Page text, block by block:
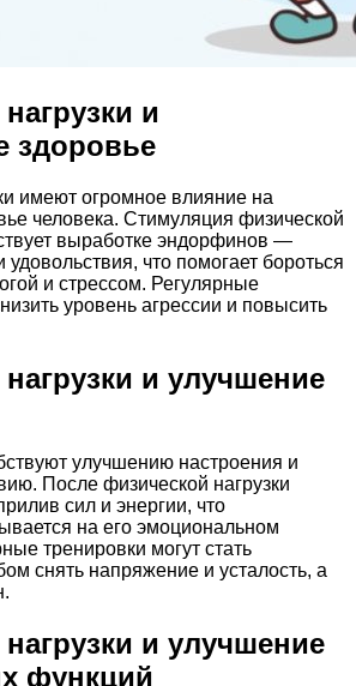
и
здоровье
имеют огромное влияние на
человека. Стимуляция физической
выработке эндорфинов —
удовольствия, что помогает бороться
и стрессом. Регулярные
уровень агрессии и повысить
и улучшение
улучшению настроения и
После физической нагрузки
сил и энергии, что
на его эмоциональном
тренировки могут стать
снять напряжение и усталость, а
и улучшение
функций